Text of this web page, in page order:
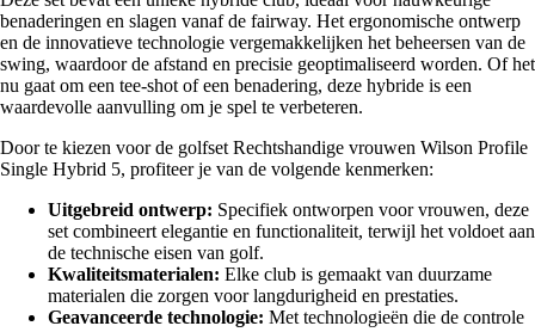
benaderingen en slagen vanaf de fairway. Het ergonomische ontwerp
en de innovatieve technologie vergemakkelijken het beheersen van de
swing, waardoor de afstand en precisie geoptimaliseerd worden. Of het
nu gaat om een tee-shot of een benadering, deze hybride is een
waardevolle aanvulling om je spel te verbeteren.
Door te kiezen voor de golfset Rechtshandige vrouwen Wilson Profile
Single Hybrid 5, profiteer je van de volgende kenmerken:
Uitgebreid ontwerp: Specifiek ontworpen voor vrouwen, deze
set combineert elegantie en functionaliteit, terwijl het voldoet aan
de technische eisen van golf.
Kwaliteitsmaterialen: Elke club is gemaakt van duurzame
materialen die zorgen voor langdurigheid en prestaties.
Geavanceerde technologie: Met technologieën die de controle